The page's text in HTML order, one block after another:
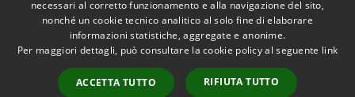
RSS
Accessibilità
Copyright © 2026 • Comune di
Municipium•
Accesso
necessari al corretto funzionamento e alla navigazione del sito,
nonché un cookie tecnico analitico al solo fine di elaborare
informazioni statistiche, aggregate e anonime.
Per maggiori dettagli, può consultare la cookie policy al seguente link
ACCETTA TUTTO RIFIUTA TUTTO